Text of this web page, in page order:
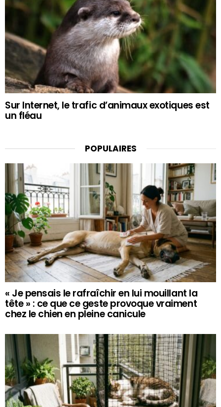
Sur Internet, le trafic d’animaux exotiques est
un fléau
POPULAIRES
« Je pensais le rafraîchir en lui mouillant la
tête » : ce que ce geste provoque vraiment
chez le chien en pleine canicule